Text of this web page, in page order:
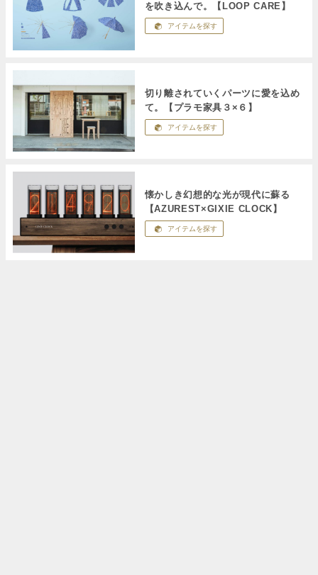
を吹き込んで。【LOOP CARE】
アイテムを探す
切り離されていくパーツに愛を込め
て。【プラモ家具３×６】
アイテムを探す
懐かしき幻想的な光が現代に蘇る
【AZUREST×GIXIE CLOCK】
アイテムを探す